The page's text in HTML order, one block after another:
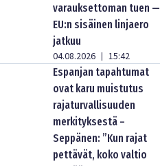
varauksettoman tuen —
EU:n sisäinen linjaero
jatkuu
04.08.2026 | 15:42
Espanjan tapahtumat
ovat karu muistutus
rajaturvallisuuden
merkityksestä –
Seppänen: ”Kun rajat
pettävät, koko valtio